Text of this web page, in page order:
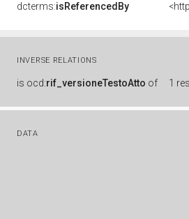
dcterms:isReferencedBy
INVERSE RELATIONS
is ocd:rif_versioneTestoAtto of 1
DATA